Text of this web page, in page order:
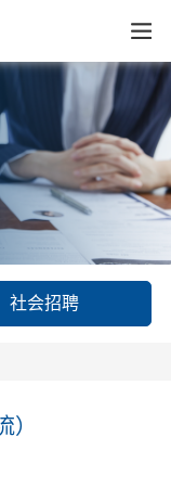
社会招聘
）